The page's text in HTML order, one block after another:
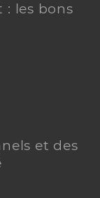
: les bons
et des